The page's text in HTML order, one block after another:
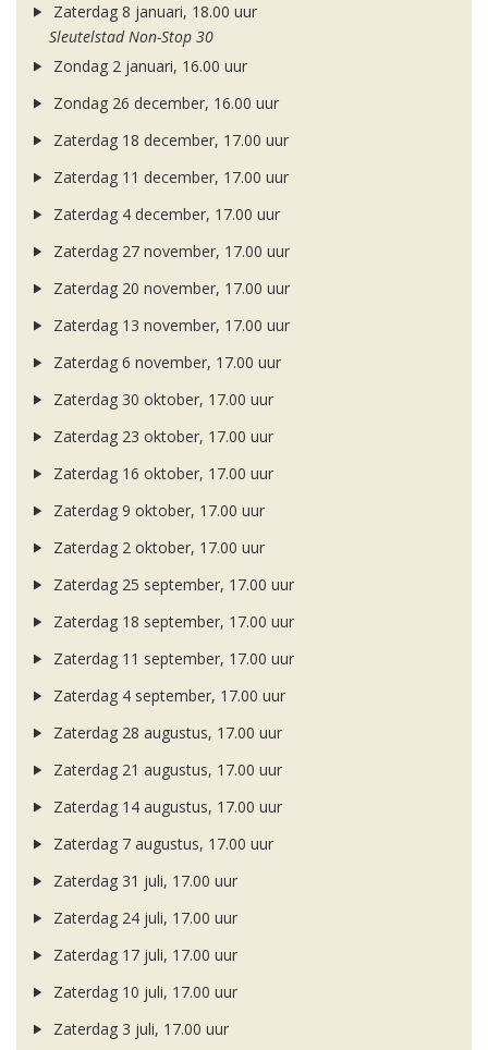
Zaterdag 8 januari, 18.00 uur
Sleutelstad Non-Stop 30
Zondag 2 januari, 16.00 uur
Zondag 26 december, 16.00 uur
Zaterdag 18 december, 17.00 uur
Zaterdag 11 december, 17.00 uur
Zaterdag 4 december, 17.00 uur
Zaterdag 27 november, 17.00 uur
Zaterdag 20 november, 17.00 uur
Zaterdag 13 november, 17.00 uur
Zaterdag 6 november, 17.00 uur
Zaterdag 30 oktober, 17.00 uur
Zaterdag 23 oktober, 17.00 uur
Zaterdag 16 oktober, 17.00 uur
Zaterdag 9 oktober, 17.00 uur
Zaterdag 2 oktober, 17.00 uur
Zaterdag 25 september, 17.00 uur
Zaterdag 18 september, 17.00 uur
Zaterdag 11 september, 17.00 uur
Zaterdag 4 september, 17.00 uur
Zaterdag 28 augustus, 17.00 uur
Zaterdag 21 augustus, 17.00 uur
Zaterdag 14 augustus, 17.00 uur
Zaterdag 7 augustus, 17.00 uur
Zaterdag 31 juli, 17.00 uur
Zaterdag 24 juli, 17.00 uur
Zaterdag 17 juli, 17.00 uur
Zaterdag 10 juli, 17.00 uur
Zaterdag 3 juli, 17.00 uur